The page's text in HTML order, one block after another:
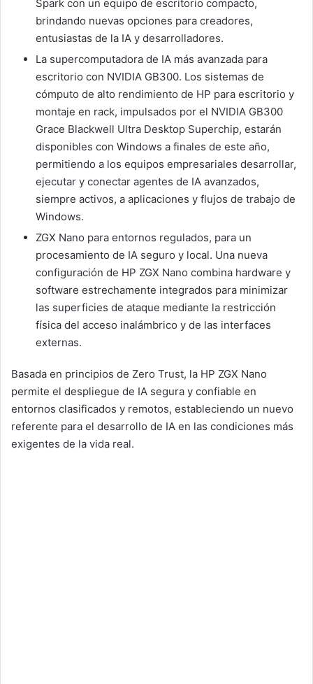
Spark con un equipo de escritorio compacto,
brindando nuevas opciones para creadores,
entusiastas de la IA y desarrolladores.
La supercomputadora de IA más avanzada para
escritorio con NVIDIA GB300. Los sistemas de
cómputo de alto rendimiento de HP para escritorio y
montaje en rack, impulsados por el NVIDIA GB300
Grace Blackwell Ultra Desktop Superchip, estarán
disponibles con Windows a finales de este año,
permitiendo a los equipos empresariales desarrollar,
ejecutar y conectar agentes de IA avanzados,
siempre activos, a aplicaciones y flujos de trabajo de
Windows.
ZGX Nano para entornos regulados, para un
procesamiento de IA seguro y local. Una nueva
configuración de HP ZGX Nano combina hardware y
software estrechamente integrados para minimizar
las superficies de ataque mediante la restricción
física del acceso inalámbrico y de las interfaces
externas.
Basada en principios de Zero Trust, la HP ZGX Nano
permite el despliegue de IA segura y confiable en
entornos clasificados y remotos, estableciendo un nuevo
referente para el desarrollo de IA en las condiciones más
exigentes de la vida real.